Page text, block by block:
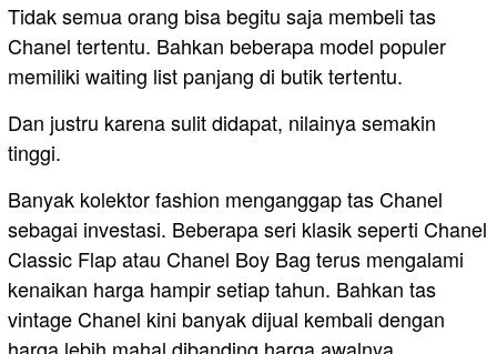
Tidak semua orang bisa begitu saja membeli tas
Chanel tertentu. Bahkan beberapa model populer
memiliki waiting list panjang di butik tertentu.
Dan justru karena sulit didapat, nilainya semakin
tinggi.
Banyak kolektor fashion menganggap tas Chanel
sebagai investasi. Beberapa seri klasik seperti Chanel
Classic Flap atau Chanel Boy Bag terus mengalami
kenaikan harga hampir setiap tahun. Bahkan tas
vintage Chanel kini banyak dijual kembali dengan